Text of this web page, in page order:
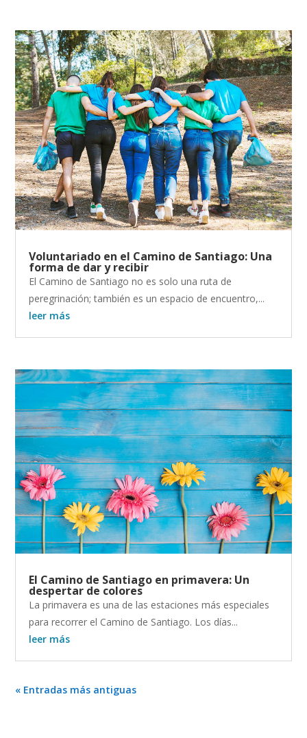
Voluntariado en el Camino de Santiago: Una
forma de dar y recibir
El Camino de Santiago no es solo una ruta de
peregrinación; también es un espacio de encuentro,...
leer más
El Camino de Santiago en primavera: Un
despertar de colores
La primavera es una de las estaciones más especiales
para recorrer el Camino de Santiago. Los días...
leer más
« Entradas más antiguas